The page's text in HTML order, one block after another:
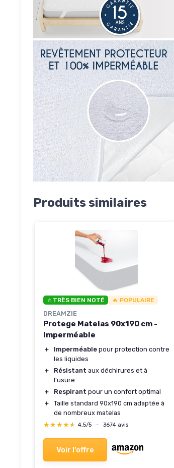
Produits similaires
⭐ TRÈS BIEN NOTÉ 🔥 POPULAIRE
DREAMZIE
Protege Matelas 90x190 cm -
Imperméable
＋ Imperméable pour protection contre
les liquides
＋
Résistant aux déchirures et à
l'usure
＋
Respirant pour un confort optimal
＋
Taille standard 90x190 cm adaptée à
de nombreux matelas
★★★★★
★★★★★ 4,5/5 — 3674 avis
Voir l'offre